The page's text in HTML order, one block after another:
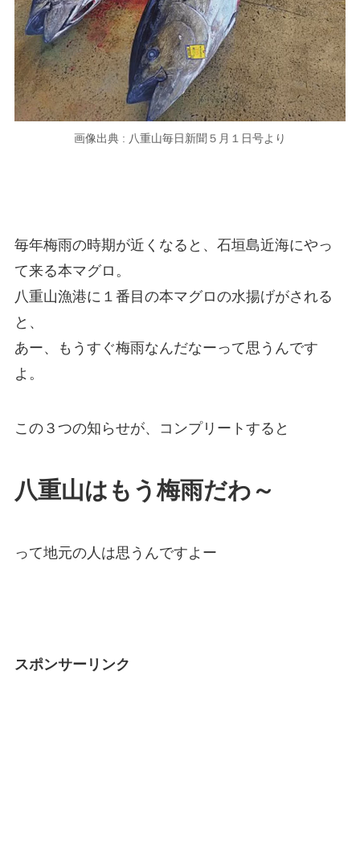
画像出典 : 八重山毎日新聞５月１日号より
毎年梅雨の時期が近くなると、石垣島近海にやっ
て来る本マグロ。
八重山漁港に１番目の本マグロの水揚げがされる
と、
あー、もうすぐ梅雨なんだなーって思うんです
よ。
この３つの知らせが、コンプリートすると
八重山はもう梅雨だわ～
って地元の人は思うんですよー
スポンサーリンク